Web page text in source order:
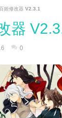
姬修改器 V2.3.1
器
0